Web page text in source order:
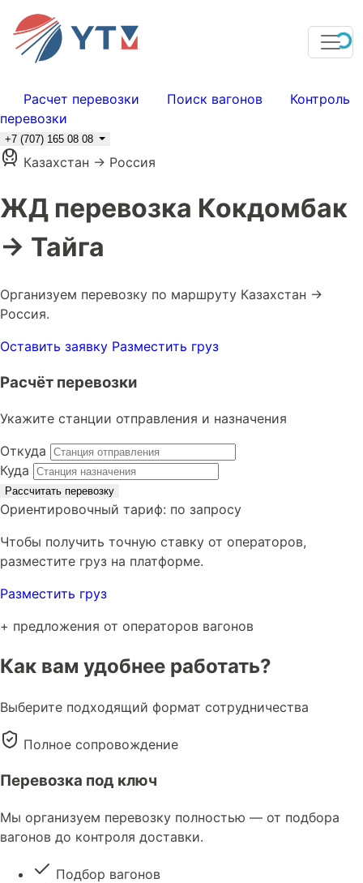
Расчет перевозки Поиск вагонов
Контроль
перевозки
+7 (707) 165 08 08
Казахстан → Россия
ЖД перевозка Кокдомбак
→ Тайга
Организуем перевозку по маршруту Казахстан →
Россия.
Оставить заявку Разместить груз
Расчёт перевозки
Укажите станции отправления и назначения
Откуда
Куда
Рассчитать перевозку
Ориентировочный тариф: по запросу
Чтобы получить точную ставку от операторов,
разместите груз на платформе.
Разместить груз
+ предложения от операторов вагонов
Как вам удобнее работать?
Выберите подходящий формат сотрудничества
Полное сопровождение
Перевозка под ключ
Мы организуем перевозку полностью — от подбора
вагонов до контроля доставки.
Подбор вагонов